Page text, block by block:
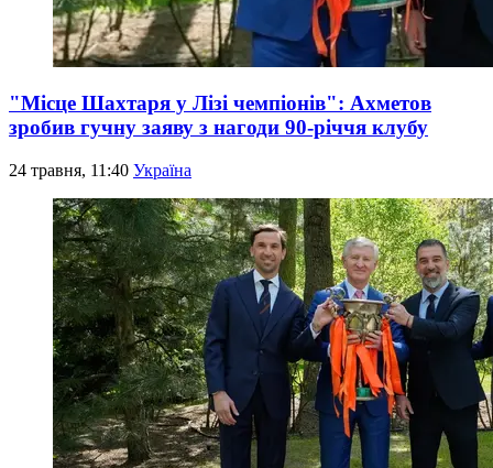
"Місце Шахтаря у Лізі чемпіонів": Ахметов
зробив гучну заяву з нагоди 90-річчя клубу
24 травня, 11:40 Україна